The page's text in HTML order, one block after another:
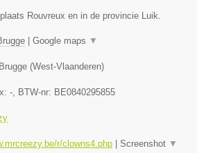
Rouvreux en in de provincie Luik.
Google maps ▼
Brugge (West-Vlaanderen)
-, BTW-nr: BE0840295855
r/clowns4.php Screenshot ▼